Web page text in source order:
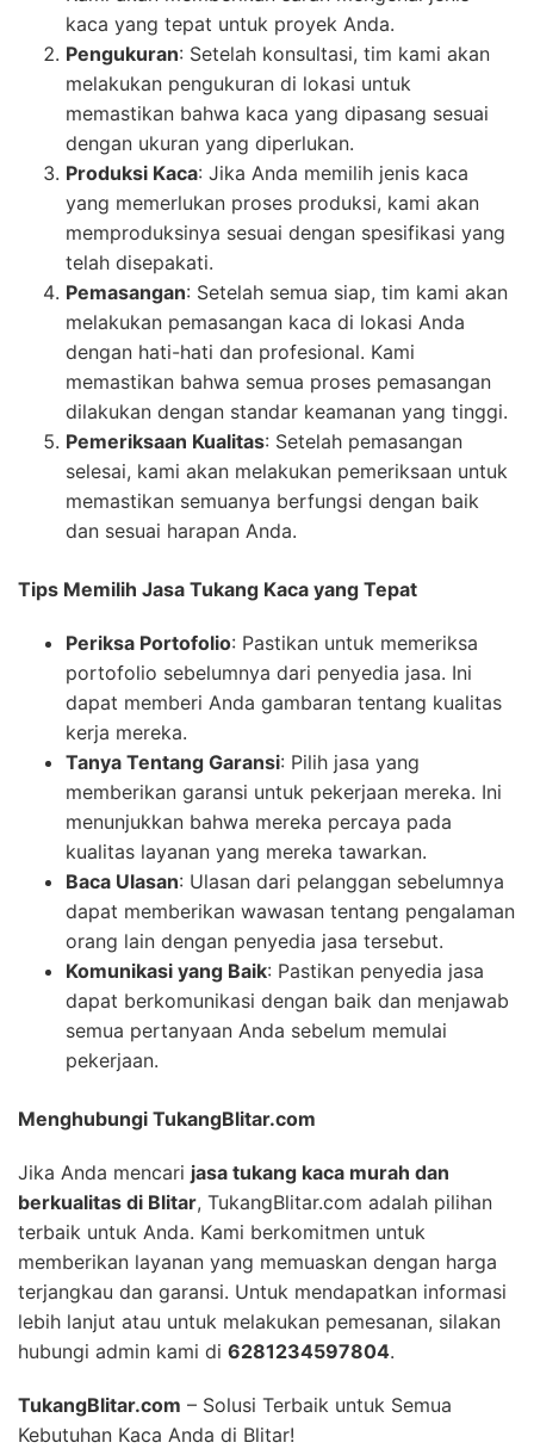
kaca yang tepat untuk proyek Anda.
Pengukuran: Setelah konsultasi, tim kami akan
melakukan pengukuran di lokasi untuk
memastikan bahwa kaca yang dipasang sesuai
dengan ukuran yang diperlukan.
Produksi Kaca: Jika Anda memilih jenis kaca
yang memerlukan proses produksi, kami akan
memproduksinya sesuai dengan spesifikasi yang
telah disepakati.
Pemasangan: Setelah semua siap, tim kami akan
melakukan pemasangan kaca di lokasi Anda
dengan hati-hati dan profesional. Kami
memastikan bahwa semua proses pemasangan
dilakukan dengan standar keamanan yang tinggi.
Pemeriksaan Kualitas: Setelah pemasangan
selesai, kami akan melakukan pemeriksaan untuk
memastikan semuanya berfungsi dengan baik
dan sesuai harapan Anda.
Tips Memilih Jasa Tukang Kaca yang Tepat
Periksa Portofolio: Pastikan untuk memeriksa
portofolio sebelumnya dari penyedia jasa. Ini
dapat memberi Anda gambaran tentang kualitas
kerja mereka.
Tanya Tentang Garansi: Pilih jasa yang
memberikan garansi untuk pekerjaan mereka. Ini
menunjukkan bahwa mereka percaya pada
kualitas layanan yang mereka tawarkan.
Baca Ulasan: Ulasan dari pelanggan sebelumnya
dapat memberikan wawasan tentang pengalaman
orang lain dengan penyedia jasa tersebut.
Komunikasi yang Baik: Pastikan penyedia jasa
dapat berkomunikasi dengan baik dan menjawab
semua pertanyaan Anda sebelum memulai
pekerjaan.
Menghubungi TukangBlitar.com
Jika Anda mencari jasa tukang kaca murah dan
berkualitas di Blitar, TukangBlitar.com adalah pilihan
terbaik untuk Anda. Kami berkomitmen untuk
memberikan layanan yang memuaskan dengan harga
terjangkau dan garansi. Untuk mendapatkan informasi
lebih lanjut atau untuk melakukan pemesanan, silakan
hubungi admin kami di 6281234597804.
TukangBlitar.com – Solusi Terbaik untuk Semua
Kebutuhan Kaca Anda di Blitar!